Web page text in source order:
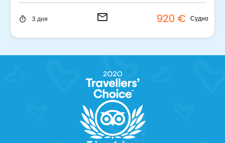
timer 3 дня email 920 € Судно